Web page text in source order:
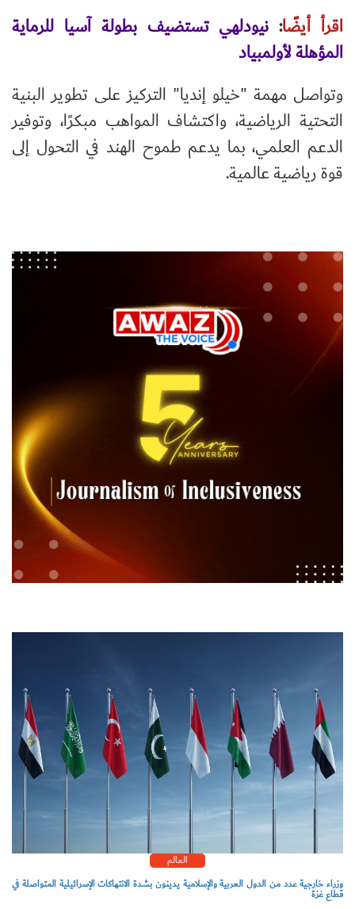
العالم
وزراء خارجية عدد من الدول العربية والإسلامية يدينون بشدة الانتهاكات الإسرائيلية المتواصلة في
قطاع غزة
اقرأ أيضًا:نيودلهي تستضيف بطولة آسيا للرماية
المؤهلة لأولمبياد
وتواصل مهمة "خيلو إنديا" التركيز على تطوير البنية
التحتية الرياضية، واكتشاف المواهب مبكرًا، وتوفير
الدعم العلمي، بما يدعم طموح الهند في التحول إلى
قوة رياضية عالمية.